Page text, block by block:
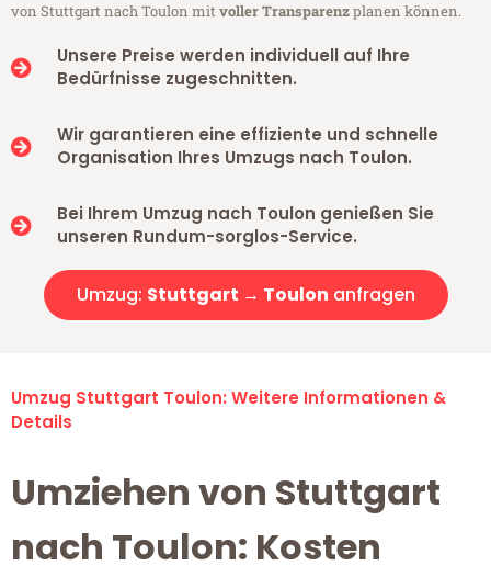
von Stuttgart nach Toulon mitvoller Transparenzplanen können.
Unsere Preise werden individuell auf Ihre
Bedürfnisse zugeschnitten.
Wir garantieren eine effiziente und schnelle
Organisation Ihres Umzugs nach Toulon.
Bei Ihrem Umzug nach Toulon genießen Sie
unseren Rundum-sorglos-Service.
Umzug: Stuttgart → Toulon anfragen
Umzug Stuttgart Toulon: Weitere Informationen &
Details
Umziehen von Stuttgart
nach Toulon: Kosten